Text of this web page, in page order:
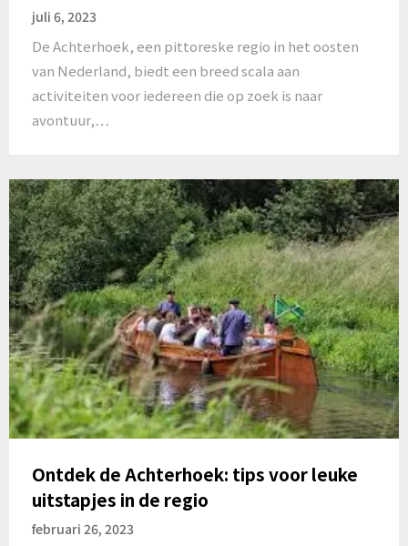
juli 6, 2023
De Achterhoek, een pittoreske regio in het oosten
van Nederland, biedt een breed scala aan
activiteiten voor iedereen die op zoek is naar
avontuur,…
Ontdek de Achterhoek: tips voor leuke
uitstapjes in de regio
februari 26, 2023